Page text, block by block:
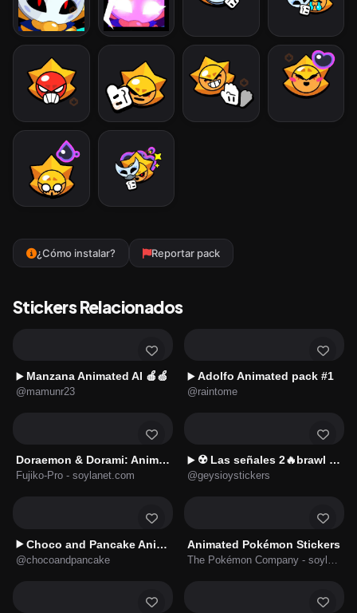
¿Cómo instalar? Reportar pack
Stickers Relacionados
▶️ Manzana Animated AI 🍎🍏
@mamunr23
▶️ Adolfo Animated pack #1
@raintome
Doraemon & Dorami: Animated Stickers
Fujiko-Pro - soylanet.com
▶️ ☢️ Las señales 2🔥brawl señal 🛑
@geysioystickers
▶️ Choco and Pancake Animated
@chocoandpancake
Animated Pokémon Stickers